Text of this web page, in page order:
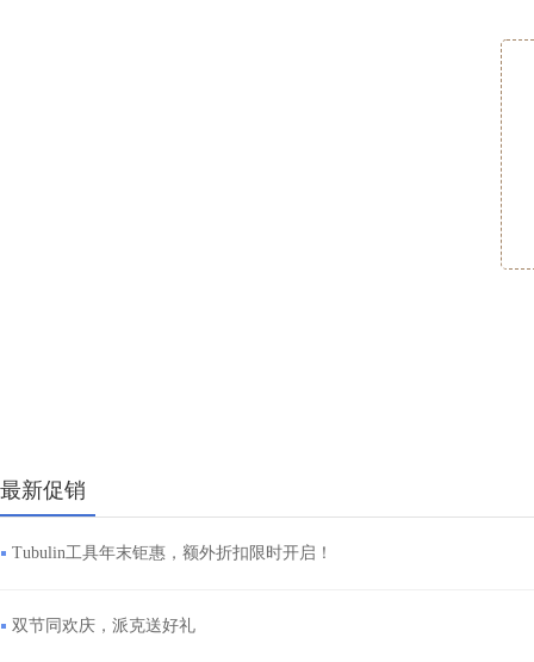
最新促销
Tubulin工具年末钜惠，额外折扣限时开启！
双节同欢庆，派克送好礼